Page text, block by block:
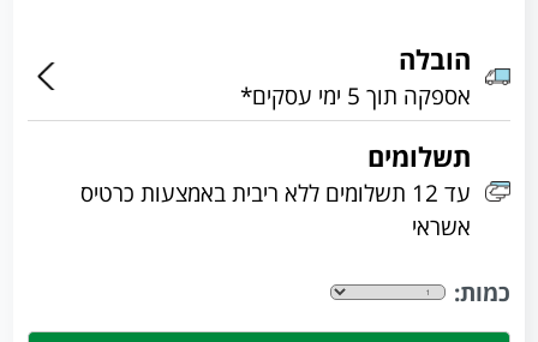
הובלה
אספקה תוך 5 ימי עסקים*
תשלומים
עד 12 תשלומים ללא ריבית באמצעות כרטיס
אשראי
כמות: